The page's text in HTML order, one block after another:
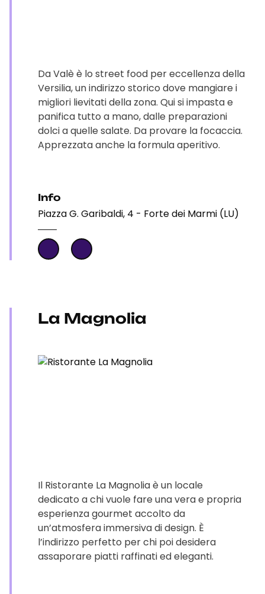
Da Valè è lo street food per eccellenza della
Versilia, un indirizzo storico dove mangiare i
migliori lievitati della zona. Qui si impasta e
panifica tutto a mano, dalle preparazioni
dolci a quelle salate. Da provare la focaccia.
Apprezzata anche la formula aperitivo.
Info
Piazza G. Garibaldi, 4 - Forte dei Marmi (LU)
La Magnolia
Il Ristorante La Magnolia è un locale
dedicato a chi vuole fare una vera e propria
esperienza gourmet accolto da
un’atmosfera immersiva di design. È
l’indirizzo perfetto per chi poi desidera
assaporare piatti raffinati ed eleganti.